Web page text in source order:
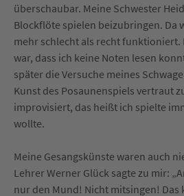
überschaubar. Meine Schwester
Blockflöte spielen beizubringen. Da
mehr schlecht als recht funktioniert.
war, dass ich keine Noten lesen
später die Versuche meines
Kunst des Posaunenspiels vertraut
improvisiert, das heißt ich spielte
wollte.
Meine Gesangskünste waren auch
Lehrer Werner Glück sagte zu mir:
nur den Mund! Nicht mitsingen! Das